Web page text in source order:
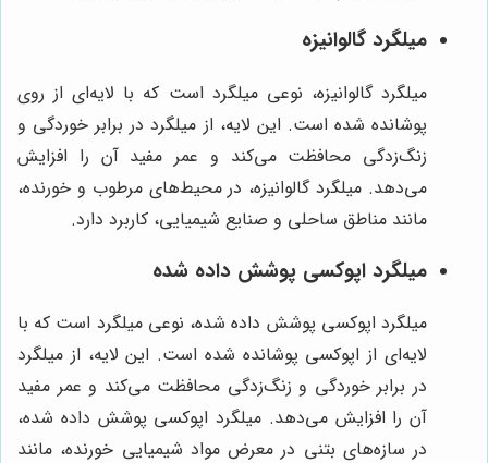
میلگرد گالوانیزه
میلگرد گالوانیزه، نوعی میلگرد است که با لایه‌ای از روی
پوشانده شده است. این لایه، از میلگرد در برابر خوردگی و
زنگ‌زدگی محافظت می‌کند و عمر مفید آن را افزایش
می‌دهد. میلگرد گالوانیزه، در محیط‌های مرطوب و خورنده،
مانند مناطق ساحلی و صنایع شیمیایی، کاربرد دارد.
میلگرد اپوکسی پوشش داده شده
میلگرد اپوکسی پوشش داده شده، نوعی میلگرد است که با
لایه‌ای از اپوکسی پوشانده شده است. این لایه، از میلگرد
در برابر خوردگی و زنگ‌زدگی محافظت می‌کند و عمر مفید
آن را افزایش می‌دهد. میلگرد اپوکسی پوشش داده شده،
در سازه‌های بتنی در معرض مواد شیمیایی خورنده، مانند